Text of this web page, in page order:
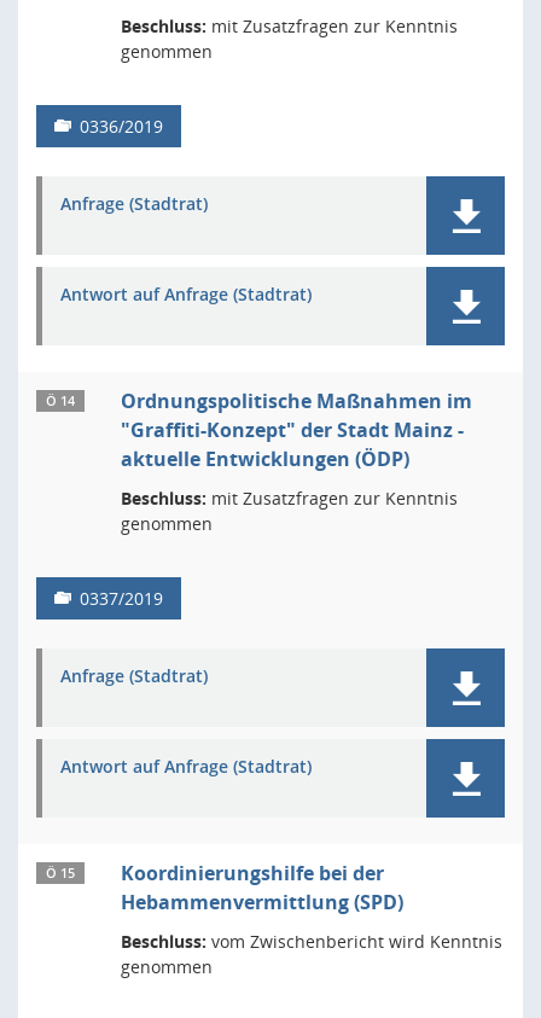
Beschluss: mit Zusatzfragen zur Kenntnis
genommen
0336/2019
Anfrage (Stadtrat)
Antwort auf Anfrage (Stadtrat)
Ö 14
Ordnungspolitische Maßnahmen im
"Graffiti-Konzept" der Stadt Mainz -
aktuelle Entwicklungen (ÖDP)
Beschluss: mit Zusatzfragen zur Kenntnis
genommen
0337/2019
Anfrage (Stadtrat)
Antwort auf Anfrage (Stadtrat)
Ö 15
Koordinierungshilfe bei der
Hebammenvermittlung (SPD)
Beschluss: vom Zwischenbericht wird Kenntnis
genommen